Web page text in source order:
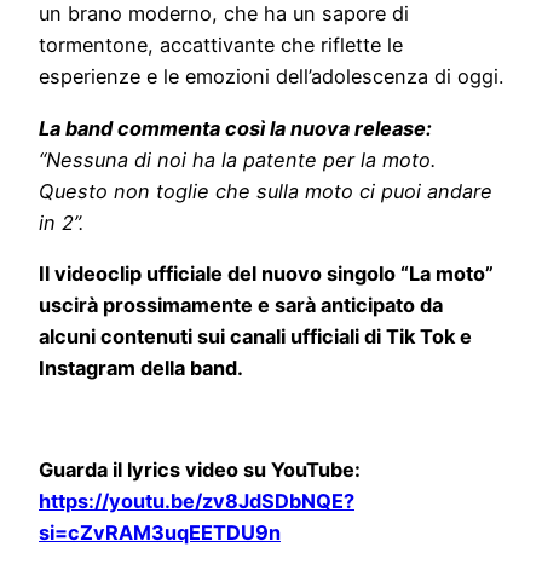
un brano moderno, che ha un sapore di
tormentone, accattivante che riflette le
esperienze e le emozioni dell’adolescenza di oggi.
La band commenta così la nuova release:
“Nessuna di noi ha la patente per la moto.
Questo non toglie che sulla moto ci puoi andare
in 2”.
Il videoclip ufficiale del nuovo singolo “La moto”
uscirà prossimamente e sarà anticipato da
alcuni contenuti sui canali ufficiali di Tik Tok e
Instagram della band.
Guarda il lyrics video su YouTube:
https://youtu.be/zv8JdSDbNQE?
si=cZvRAM3uqEETDU9n